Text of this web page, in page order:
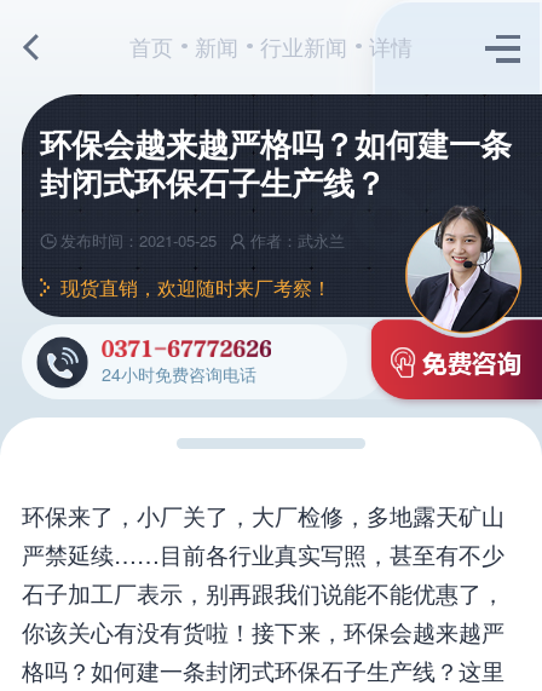
首页 新闻 行业新闻 详情
环保会越来越严格吗？如何建一条
封闭式环保石子生产线？
发布时间：2021-05-25 作者：武永兰
现货直销，欢迎随时来厂考察！
24小时免费咨询电话
环保来了，小厂关了，大厂检修，多地露天矿山
严禁延续……目前各行业真实写照，甚至有不少
石子加工厂表示，别再跟我们说能不能优惠了，
你该关心有没有货啦！接下来，环保会越来越严
格吗？如何建一条封闭式环保石子生产线？这里